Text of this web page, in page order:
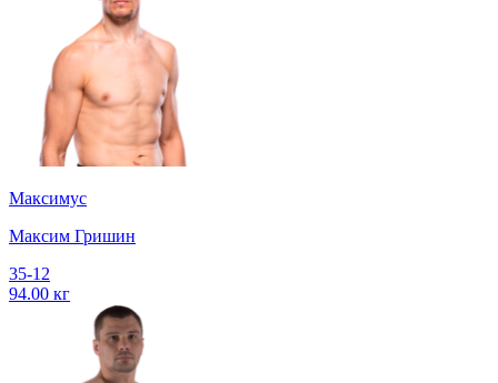
Максимус
Максим Гришин
35-12
94.00 кг